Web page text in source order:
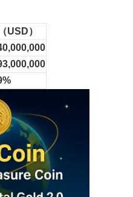
USD）